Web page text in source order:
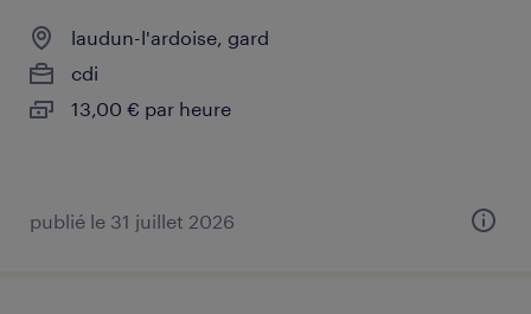
laudun-l'ardoise, gard
cdi
13,00 € par heure
publié le 31 juillet 2026